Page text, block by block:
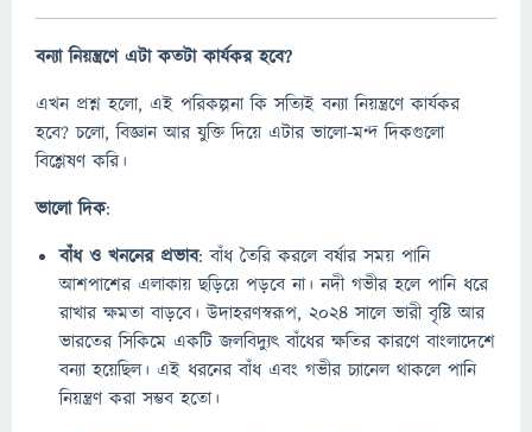
বন্যা নিয়ন্ত্রণে এটা কতটা কার্যকর হবে?
এখন প্রশ্ন হলো, এই পরিকল্পনা কি সত্যিই বন্যা নিয়ন্ত্রণে কার্যকর
হবে? চলো, বিজ্ঞান আর যুক্তি দিয়ে এটার ভালো-মন্দ দিকগুলো
বিশ্লেষণ করি।
ভালো দিক:
বাঁধ ও খননের প্রভাব: বাঁধ তৈরি করলে বর্ষার সময় পানি
আশপাশের এলাকায় ছড়িয়ে পড়বে না। নদী গভীর হলে পানি ধরে
রাখার ক্ষমতা বাড়বে। উদাহরণস্বরূপ, ২০২৪ সালে ভারী বৃষ্টি আর
ভারতের সিকিমে একটি জলবিদ্যুৎ বাঁধের ক্ষতির কারণে বাংলাদেশে
বন্যা হয়েছিল। এই ধরনের বাঁধ এবং গভীর চ্যানেল থাকলে পানি
নিয়ন্ত্রণ করা সম্ভব হতো।